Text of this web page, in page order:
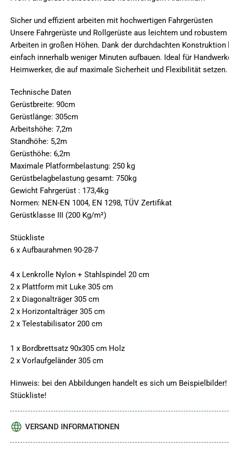
Sicher und effizient arbeiten mit hochwertigen Fahrgerüsten
Unsere Fahrgerüste und Rollgerüste aus leichtem und
Arbeiten in großen Höhen. Dank der durchdachten
einfach innerhalb weniger Minuten aufbauen. Ideal für
Heimwerker, die auf maximale Sicherheit und Flexibilität setzen.
Technische Daten
Gerüstbreite: 90cm
Gerüstlänge: 305cm
Arbeitshöhe: 7,2m
Standhöhe: 5,2m
Gerüsthöhe: 6,2m
Maximale Platformbelastung: 250 kg
Gerüstbelagbelastung gesamt: 750kg
Gewicht Fahrgerüst : 173,4kg
Normen: NEN-EN 1004, EN 1298, TÜV Zertifikat
Gerüstklasse III (200 Kg/m²)
Stückliste
6 x Aufbaurahmen 90-28-7
4 x Lenkrolle Nylon + Stahlspindel 20 cm
2 x Plattform mit Luke 305 cm
2 x Diagonalträger 305 cm
2 x Horizontalträger 305 cm
2 x Telestabilisator 200 cm
1 x Bordbrettsatz 90x305 cm Holz
2 x Vorlaufgeländer 305 cm
Hinweis: bei den Abbildungen handelt es sich um
Stückliste!
VERSAND INFORMATIONEN